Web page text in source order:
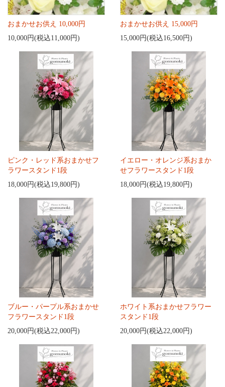
おまかせお供え 10,000円
10,000円(税込11,000円)
おまかせお供え 15,000円
15,000円(税込16,500円)
ピンク・レッド系おまかせフ
ラワースタンド1段
18,000円(税込19,800円)
イエロー・オレンジ系おまか
せフラワースタンド1段
18,000円(税込19,800円)
ブルー・パープル系おまかせ
フラワースタンド1段
20,000円(税込22,000円)
ホワイト系おまかせフラワー
スタンド1段
20,000円(税込22,000円)